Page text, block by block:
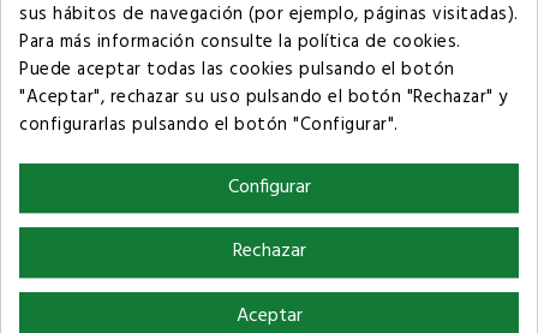
Política de privacidad
Términos y condiciones de compra
sus hábitos de navegación (por ejemplo, páginas visitadas).
Para más información consulte la política de cookies.
Puede aceptar todas las cookies pulsando el botón
"Aceptar", rechazar su uso pulsando el botón "Rechazar" y
configurarlas pulsando el botón "Configurar".
Configurar
Rechazar
Aceptar